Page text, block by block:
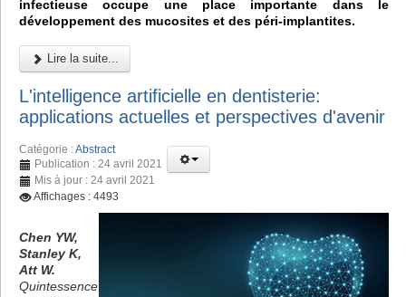
infectieuse occupe une place importante dans le
développement des mucosites et des péri-implantites.
Lire la suite...
L'intelligence artificielle en dentisterie:
applications actuelles et perspectives d'avenir
Catégorie :Abstract
Publication : 24 avril 2021
Mis à jour : 24 avril 2021
Affichages : 4493
Chen YW,
Stanley K,
Att W.
Quintessence